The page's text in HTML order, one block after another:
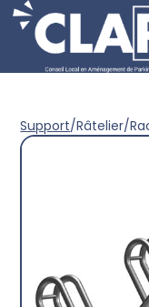
Support/Râtelier/